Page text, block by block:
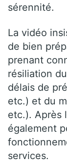
sérennité.
La vidéo
de bien
prenant
résiliation
délais de
etc.) et du
etc.). Après
également
services.